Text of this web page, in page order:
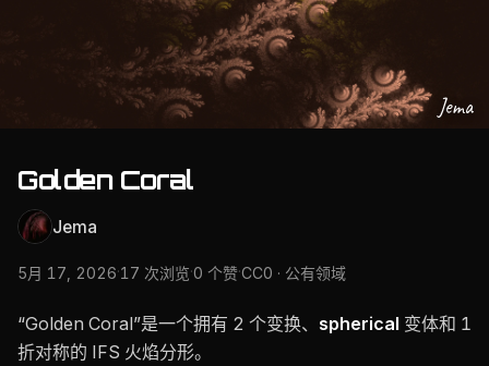
Jema
Golden Coral
Jema
5月 17, 2026·17 次浏览·0 个赞·CC0 · 公有领域
“Golden Coral”是一个拥有 2 个变换、 spherical 变体和 1
折对称的 IFS 火焰分形。